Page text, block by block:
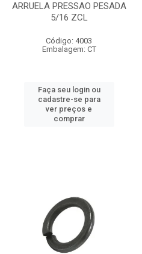
ARRUELA PRESSAO PESADA
5/16 ZCL
Código: 4003
Embalagem: CT
Faça seu login ou
cadastre-se para
ver preços e
comprar